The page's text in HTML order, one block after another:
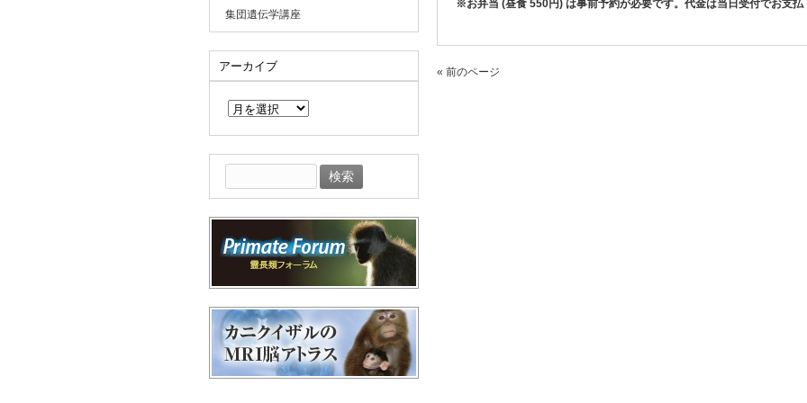
※お弁当 (昼食 550円) は事前予約が必要です。代金は当日受付でお支払
« 前のページ
集団遺伝学講座
アーカイブ
イ
ブ
索: